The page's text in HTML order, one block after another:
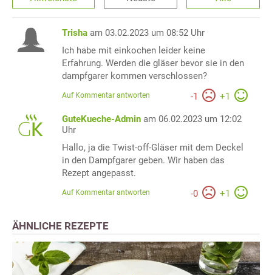
Trisha am 03.02.2023 um 08:52 Uhr
Ich habe mit einkochen leider keine
Erfahrung. Werden die gläser bevor sie in den
dampfgarer kommen verschlossen?
-1 +1
Auf Kommentar antworten
GuteKueche-Admin am 06.02.2023 um 12:02
Uhr
Hallo, ja die Twist-off-Gläser mit dem Deckel
in den Dampfgarer geben. Wir haben das
Rezept angepasst.
-0 +1
Auf Kommentar antworten
ÄHNLICHE REZEPTE